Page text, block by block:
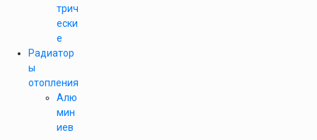
трич
ески
е
Радиатор
ы
отопления
Алю
мин
иев